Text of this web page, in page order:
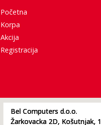
Početna
Korpa
Akcija
Registracija
Bel Computers d.o.o.